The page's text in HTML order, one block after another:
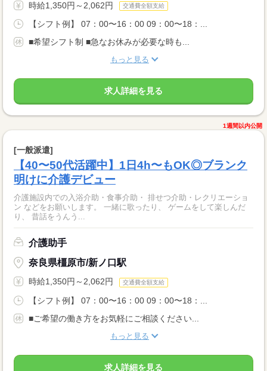
時給1,350円～2,062円 交通費全額支給
【シフト例】 07：00〜16：00 09：00〜18：...
■希望シフト制 ■急なお休みが必要な時も...
もっと見る
求人詳細を見る
1週間以内公開
[一般派遣]
【40〜50代活躍中】1日4h〜もOK◎ブランク
明けに介護デビュー
介護施設内での入浴介助・食事介助・ 排せつ介助・レクリエーショ
ン などをお願いします。 一緒に歌ったり、 ゲームをして楽しんだ
り、 昔話をうんう...
介護助手
奈良県橿原市/新ノ口駅
時給1,350円～2,062円 交通費全額支給
【シフト例】 07：00〜16：00 09：00〜18：...
■ご希望の働き方をお気軽にご相談ください...
もっと見る
求人詳細を見る